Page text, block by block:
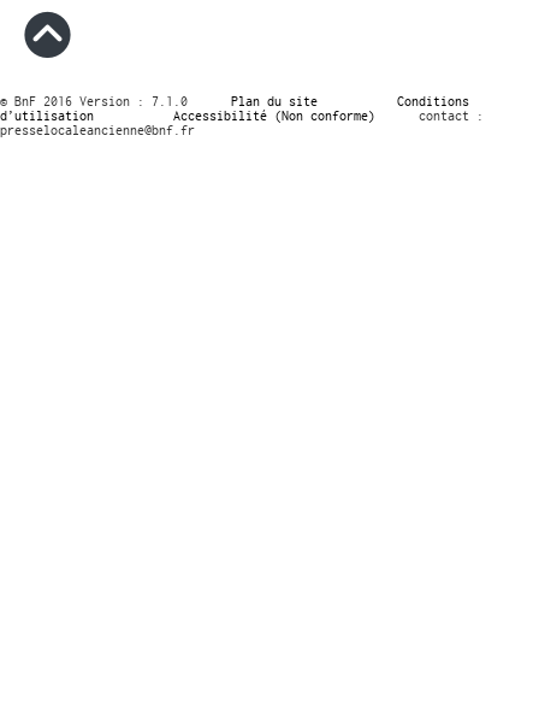
© BnF 2016 Version : 7.1.0 Plan du site
Conditions
d’utilisation
Accessibilité (Non conforme)
contact :
presselocaleancienne@bnf.fr